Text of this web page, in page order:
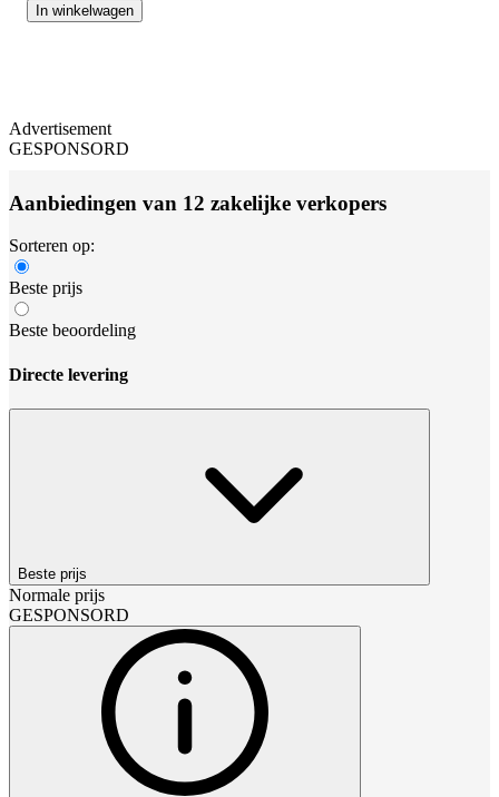
In winkelwagen
Advertisement
GESPONSORD
Aanbiedingen van 12 zakelijke verkopers
Sorteren op:
Beste prijs
Beste beoordeling
Directe levering
Beste prijs
Normale prijs
GESPONSORD